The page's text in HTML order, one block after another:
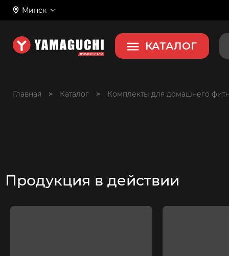
Минск
КАТАЛОГ
Главная > > Комплекты для домашнего
Продукция в действии